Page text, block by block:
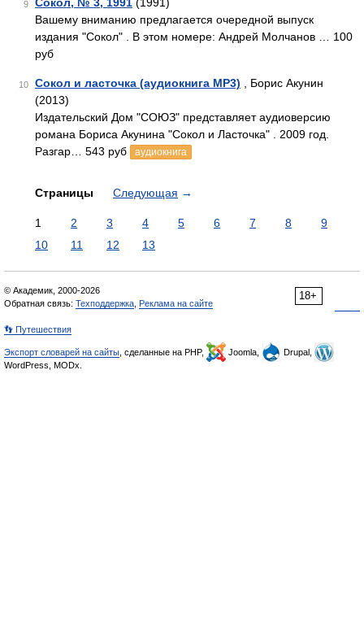
9
Вашему вниманию предлагается очередной выпуск
издания "Сокол" . В этом номере: Андрей Молчанов … 100
руб
10 Сокол и ласточка (аудиокнига MP3) , Борис Акунин
(2013)
Издательский Дом "СОЮЗ" представляет аудиоверсию
романа Бориса Акунина "Сокол и Ласточка" . 2009 год.
Разгар… 543 руб
аудиокнига
Страницы Следующая →
1 2 3 4 5 6 7 8
9
10
11 12 13
18+
© Академик, 2000-2026
Обратная связь: Техподдержка Реклама на сайте
👣 Путешествия
Экспорт словарей на сайты , сделанные на PHP, Joomla,
Drupal,
WordPress, MODx.